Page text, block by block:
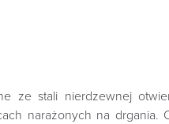
ze stali nierdzewnej
narażonych na